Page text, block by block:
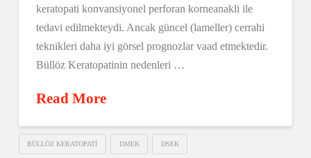
keratopati konvansiyonel perforan korneanakli ile
tedavi edilmekteydi. Ancak güncel (lameller) cerrahi
teknikleri daha iyi görsel prognozlar vaad etmektedir.
Büllöz Keratopatinin nedenleri …
Read More
BÜLLÖZ KERATOPATI DMEK DSEK